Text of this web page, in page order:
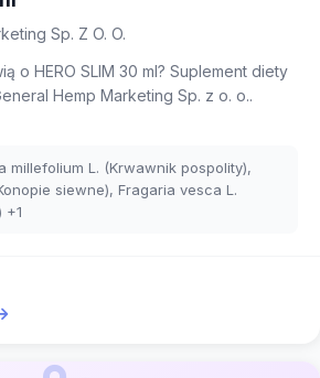
Sp. Z O. O.
o HERO SLIM 30 ml? Suplement diety
Hemp Marketing Sp. z o. o..
millefolium L. (Krwawnik pospolity),
siewne), Fragaria vesca L.
+1